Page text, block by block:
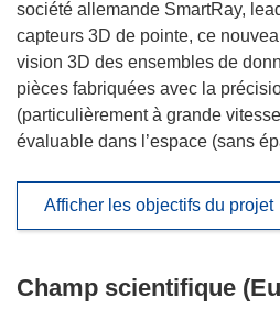
société allemande SmartRay,
capteurs 3D de pointe, ce
vision 3D des ensembles de
pièces fabriquées avec la
(particulièrement à grande
évaluable dans l’espace (sans
Afficher les objectifs du projet
Champ scientifique